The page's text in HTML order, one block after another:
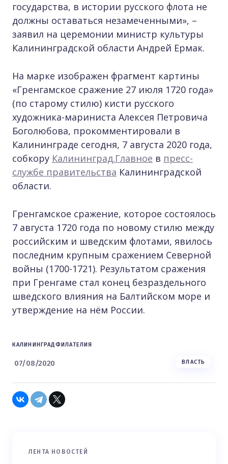
государства, в истории русского флота не
должны оставаться незамеченными», –
заявил на церемонии министр культуры
Калининградской области Андрей Ермак.
На марке изображен фрагмент картины
«Гренгамское сражение 27 июля 1720 года»
(по старому стилю) кисти русского
художника-мариниста Алексея Петровича
Боголюбова, прокомментировали в
Калининграде сегодня, 7 августа 2020 года,
собкору Калининград.Главное в пресс-
службе правительства Калининградской
области.
Гренгамское сражение, которое состоялось
7 августа 1720 года по новому стилю между
российским и шведским флотами, явилось
последним крупным сражением Северной
войны (1700-1721). Результатом сражения
при Гренгаме стал конец безраздельного
шведского влияния на Балтийском море и
утверждение на нём России.
КАЛИНИНГРАДФИЛАТЕЛИЯ
07/08/2020 ВЛАСТЬ
ЛЕНТА НОВОСТЕЙ